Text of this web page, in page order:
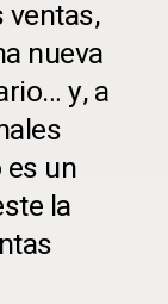
nueva
y, a
un
la